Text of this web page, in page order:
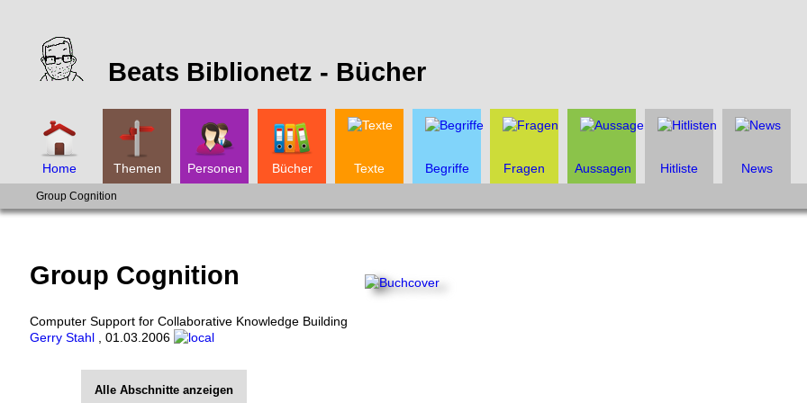
Beats Biblionetz - Bücher
Home Themen Personen Bücher Texte Begriffe Fragen Aussagen Hitliste News
Group Cognition
Group Cognition
Computer Support for Collaborative Knowledge Building
Gerry Stahl
01.03.2006
Alle Abschnitte anzeigen